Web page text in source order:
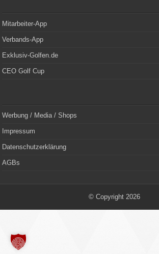
Mitarbeiter-App
Verbands-App
Exklusiv-Golfen.de
CEO Golf Cup
Werbung / Media / Shops
Impressum
Datenschutzerklärung
AGBs
© Copyright 2026